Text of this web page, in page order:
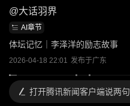
@大话羽界
AI章节
体坛记忆｜李泽洋的励志故事
2026-04-18 22:01 发布于广东
打开腾讯新闻客户端说两句